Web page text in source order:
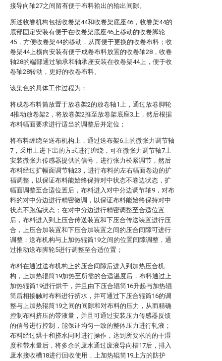
接导向轴27之间留有便于布料输出的输出间隙。
所述收卷机构包括收卷架44和收卷架底座46，收卷架44的
底部固定安装有便于在收卷架底座46上移动的收卷脚轮
45，方便收卷架44的移动，从而便于更换的收卷布料；收
卷架44上横向安装有便于成卷布料放置的收卷轴28，收卷
轴28的端部通过轴承和轴承座安装在收卷架44上，便于收
卷轴28转动，更好的收卷布料。
该染色的具体工作过程为：
将成卷布料筒放置于放卷架2的放卷轴1上，通过放卷脚轮
4推动放卷架2，将放卷架2推至放卷架底座3上，然后根据
布料幅面要求进行适当的调整后并定位；
将布料缠绕至送布机构上，通过送布架6上的微张力调节轴
7，采用上进下出的方式进行缠绕，可在微张力调节轴7上
安装微张力传感器提供的信号，进行张力松紧调节，然后
布料经过扩幅面调节轴23，进行布料的左右幅面卷边的扩
福调整，以保证布料能始终保持对中状态不卷边状态，扩
幅面调整至合适位置后，布料进入对中分边调节轴9，对布
料的对中分边进行精密微调，以保证布料能始终保持对中
状态不跑偏状态；在对中分边进行精密调整至合适位置
后，布料进入到上压合传送装置和下压合传送装置进行压
合，上压合加装置和下压合加装置之间的压合间隙可进行
调整；送布机构与上加热辊筒19之间的位置间隙调整，通
过推动送布脚轮5进行调整至合适位置；
布料在通过送布机构上的压合间隙后进入到加热压合机
构，上加热辊筒19加热至所需的合适温度后，布料通过上
加热辊筒19进行烘干，并且由下压合辊筒16升起与加热辊
筒后相接触对布料进行挤水，并可通过下压合辊筒16的调
整与上加热辊筒19之间的间隙和对布料的压力，从而精确
控制布料挤压的带液量，并且可通过安装压力传感器反馈
的信号进行控制，能保证均匀一致的整体压力进行轧液；
布料经过烘干和挤水同时进行操作，达到所要求的的干湿
度和带水量后，将多余的废水通过废液导向槽17后，排入
废水接收槽18进行回收使用，上加热辊筒19上方的防护